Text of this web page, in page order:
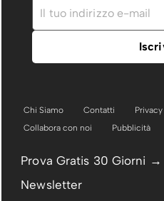
Chi Siamo Contatti Privacy
Collabora con noi
Pubblicità
Prova Gratis 30 Giorni →
Newsletter